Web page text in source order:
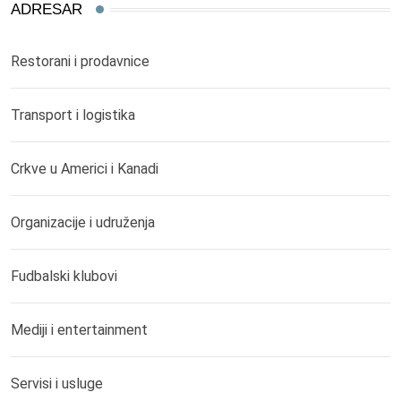
ADRESAR
Restorani i prodavnice
Transport i logistika
Crkve u Americi i Kanadi
Organizacije i udruženja
Fudbalski klubovi
Mediji i entertainment
Servisi i usluge